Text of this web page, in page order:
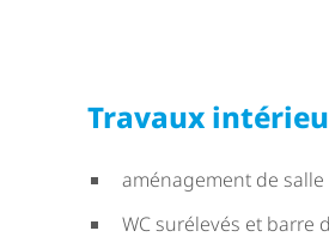
Travaux
aménagement de
WC surélevés et barre